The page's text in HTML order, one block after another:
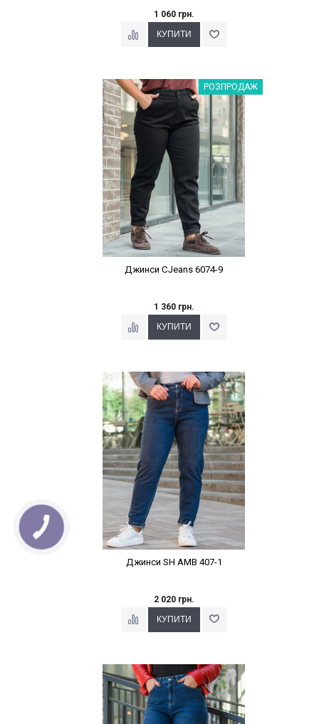
1 060 грн.
Наклейки Варіант з %РОЗПРОДАЖ
Джинси CJeans 6074-9
1 360 грн.
Наклейки Варіант з %
Джинси SH AMB 407-1
2 020 грн.
Наклейки Варіант з %